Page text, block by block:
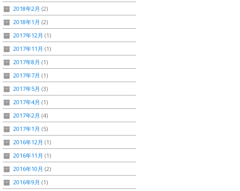
2018年2月 (2)
2018年1月 (2)
2017年12月 (1)
2017年11月 (1)
2017年8月 (1)
2017年7月 (1)
2017年5月 (3)
2017年4月 (1)
2017年2月 (4)
2017年1月 (5)
2016年12月 (1)
2016年11月 (1)
2016年10月 (2)
2016年9月 (1)